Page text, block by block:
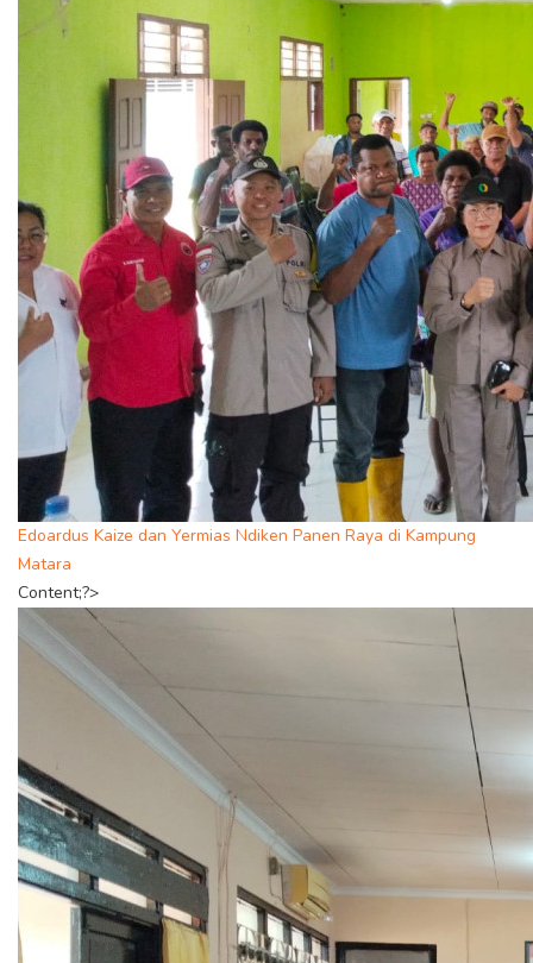
Edoardus Kaize dan Yermias Ndiken Panen Raya di Kampung
Matara
Content;?>